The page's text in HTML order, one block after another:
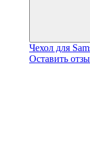
Чехол для
Оставить